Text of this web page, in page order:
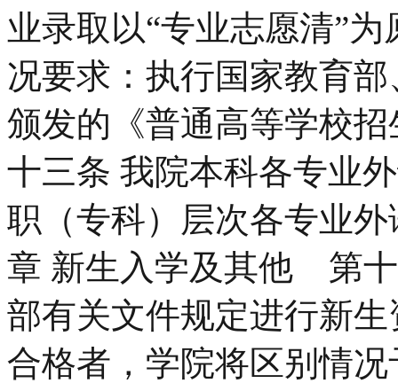
业录取以“专业志愿清”
况要求：执行国家教育
颁发的《普通高等学校
十三条 我院本科各专业
职（专科）层次各专
章 新生入学及其他 第
部有关文件规定进行新
合格者，学院将区别情